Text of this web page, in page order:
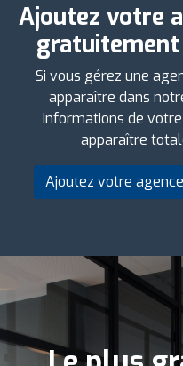
Ajoutez votre
Si vous gérez une
apparaître dans
informations de
apparaître
Ajoutez votre